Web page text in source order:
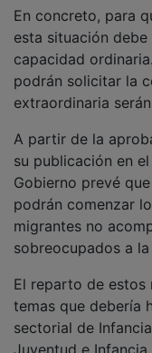
esta situación
capacidad
podrán solicitar la
extraordinaria
su publicación en el
Gobierno prevé
podrán comenzar
migrantes no
sobreocupados a la
temas que debería
sectorial de
Juventud e Infancia